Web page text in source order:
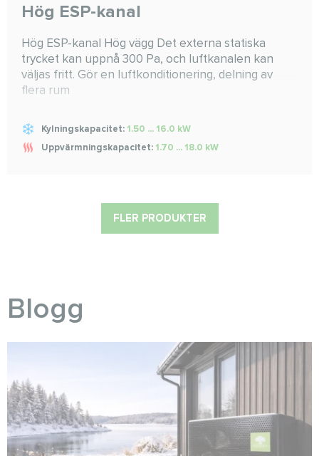
Hög ESP-kanal
Hög ESP-kanal Hög vägg Det externa statiska
trycket kan uppnå 300 Pa, och luftkanalen kan
väljas fritt. Gör en luftkonditionering, delning av
flera rum
Kylningskapacitet: 1.50 ... 16.0 kW
Uppvärmningskapacitet: 1.70 ... 18.0 kW
FLER PRODUKTER
Blogg